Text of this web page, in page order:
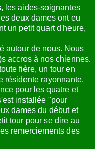
les aides-soignantes
deux dames ont eu
un petit quart d'heure,
autour de nous. Nous
accros à nos chiennes.
fière, un tour en
résidente rayonnante.
pour les quatre et
installée "pour
dames du début et
tour pour se dire au
remerciements des